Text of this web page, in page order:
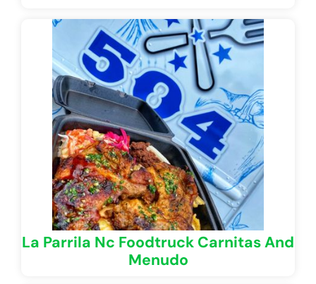
La Parrila Nc Foodtruck Carnitas And
Menudo